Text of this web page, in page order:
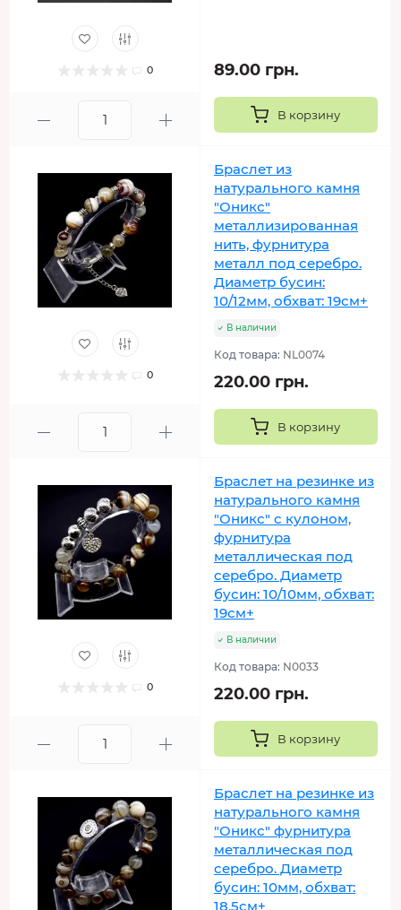
0 89.00 грн.
В корзину
0
Браслет из
натурального камня
"Оникс"
металлизированная
нить, фурнитура
металл под серебро.
Диаметр бусин:
10/12мм, обхват: 19см+
В наличии
Код товара: NL0074
220.00 грн.
В корзину
0
Браслет на резинке из
натурального камня
"Оникс" с кулоном,
фурнитура
металлическая под
серебро. Диаметр
бусин: 10/10мм, обхват:
19см+
В наличии
Код товара: N0033
220.00 грн.
В корзину
Браслет на резинке из
натурального камня
"Оникс" фурнитура
металлическая под
серебро. Диаметр
бусин: 10мм, обхват:
18,5см+